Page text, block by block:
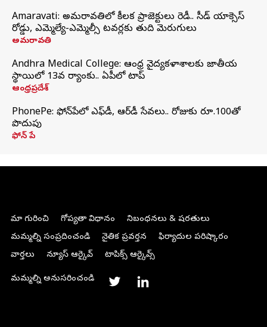
Amaravati: అమరావతిలో కీలక ప్రాజెక్టులు రెడీ.. సీడ్‌ యాక్సెస్‌
రోడ్డు, ఎమ్మెల్యే-ఎమ్మెల్సీ టవర్లకు తుది మెరుగులు
అమరావతి
Andhra Medical College: ఆంధ్ర వైద్యకళాశాలకు జాతీయ
స్థాయిలో 13వ ర్యాంకు.. ఏపీలో టాప్
ఆంధ్రప్రదేశ్
PhonePe: ఫోన్‌పేలో ఎఫ్‌డీ, ఆర్‌డీ సేవలు.. రోజుకు రూ.100తో
పొదుపు
ఫోన్‌ పే
మా గురించి గోప్యతా విధానం
నిబంధనలు & షరతులు
మమ్మల్ని సంప్రదించండి
నైతిక ప్రవర్తన
ఫిర్యాదుల పరిష్కారం
వార్తలు
న్యూస్ ఆర్కైవ్ టాపిక్స్ ఆర్కైవ్స్
మమ్మల్ని అనుసరించండి